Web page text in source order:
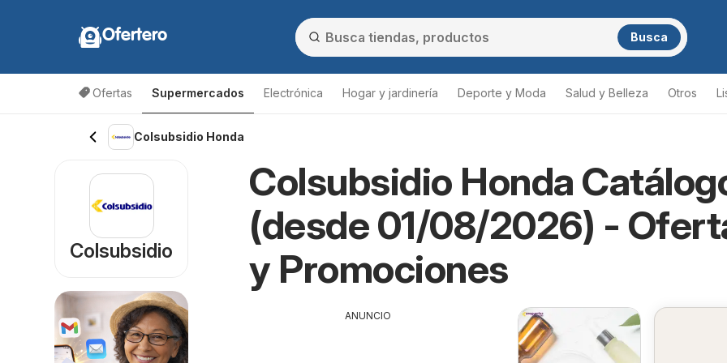
Ofertero Busca
Ofertas Supermercados Electrónica Hogar y jardinería Deporte y Moda Salud y Belleza Otros
Colsubsidio Honda
Colsubsidio Honda
(desde 01/08/2026) -
y Promociones
ANUNCIO
Colsubsidio